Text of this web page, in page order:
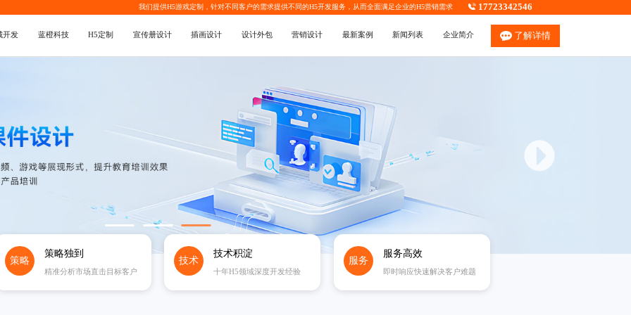
我们提供H5游戏定制 ，针对不同客户的需求提供不同的H5开发服务，从而全面满足企业的H5营销需求 17723342546
开发 蓝橙科技 H5定制 宣传册设计 插画设计 设计外包 营销设计 最新案例 新闻列表 企业简介 了解详情
策略
策略独到
精准分析市场直击目标客户
技术
技术积淀
十年H5领域深度开发经验
服务
服务高效
即时响应快速解决客户难题